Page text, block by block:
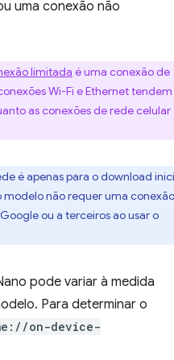
uma conexão não
limitada é uma conexão de
Wi-Fi e Ethernet
as conexões de rede celular
é apenas para o download
não requer uma
ou a terceiros ao usar o
pode variar à medida
Para determinar o
on-device-